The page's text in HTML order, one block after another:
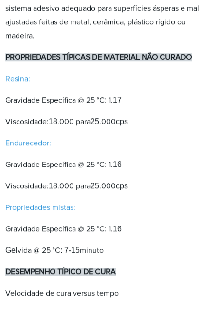
sistema adesivo adequado para superfícies ásperas e mal
ajustadas feitas de metal, cerâmica, plástico rígido ou
madeira.
PROPRIEDADES TÍPICAS DE MATERIAL NÃO CURADO
Resina:
Gravidade Específica @ 25 °C:1.17
Viscosidade:18.000 para25.000cps
Endurecedor:
Gravidade Específica @ 25 °C:1.16
Viscosidade:18.000 para25.000cps
Propriedades mistas:
Gravidade Específica @ 25 °C:1.16
Gelvida @ 25 °C:7-15minuto
DESEMPENHO TÍPICO DE CURA
Velocidade de cura versus tempo